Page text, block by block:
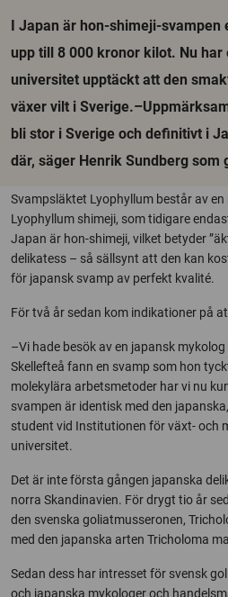
I Japan är hon-shimeji-svampen
upp till 8 000 kronor kilot. Nu har
universitet upptäckt att den
växer vilt i
bli stor i Sverige och definitivt i
där, säger Henrik Sundberg som
Svampsläktet Lyophyllum består av
Lyophyllum shimeji, som tidigare
Japan är hon-shimeji, vilket betyder
delikatess – så sällsynt att den kan
för japansk svamp av perfekt kvalité.
För två år sedan kom indikationer på
–Vi hade besök av en japansk
Skellefteå fann en svamp som hon
molekylära arbetsmetoder har vi nu
svampen är identisk med den
student vid Institutionen för växt- och
universitet.
Det är inte första gången japanska
norra Skandinavien. För drygt tio år
den svenska goliatmusseronen,
med den japanska arten Tricholoma
Sedan dess har intresset för svensk
och japanska mykologer och